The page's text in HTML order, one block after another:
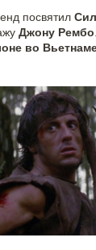
посвятил
Джону Рембо
во